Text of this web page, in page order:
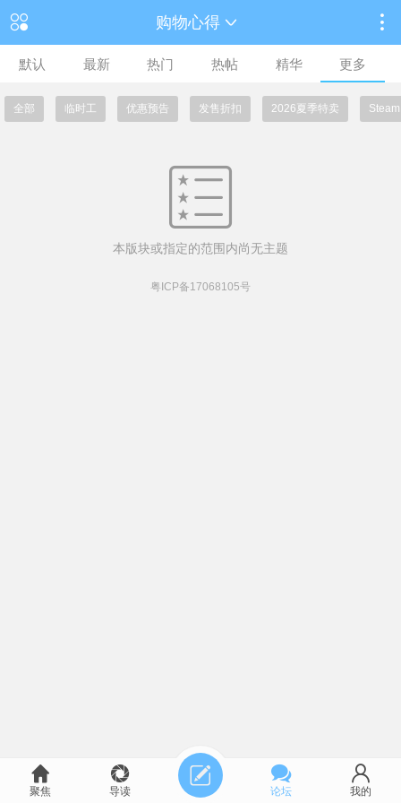
购物心得
默认 最新 热门 热帖 精华 更多
全部 临时工 优惠预告 发售折扣 2026夏季特卖
本版块或指定的范围内尚无主题
粤ICP备17068105号
聚焦 导读 论坛 我的